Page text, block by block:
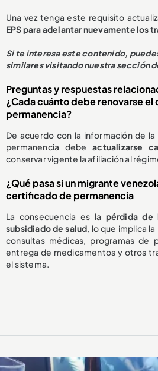
Una vez tenga este requisito
EPS para adelantar nuevamente los
Si te interesa este contenido,
similares visitando nuestra sección
Preguntas y respuestas
¿Cada cuánto debe renovarse
permanencia?
De acuerdo con la información de
permanencia debeactualizarse
conservar vigente la afiliación al
¿Qué pasa si un migrante
certificado de permanencia
La consecuencia es la pérdida de
subsidiado de salud, lo que implica
consultas médicas, programas de
entrega de medicamentos y otros
el sistema.